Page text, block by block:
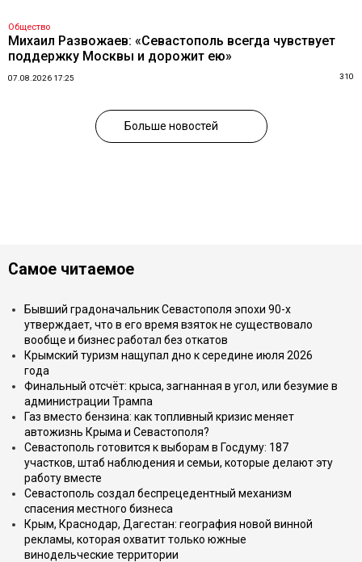
Общество
Михаил Развожаев: «Севастополь всегда чувствует
поддержку Москвы и дорожит ею»
07.08.2026 17:25 310
Больше новостей
Самое читаемое
Бывший градоначальник Севастополя эпохи 90-х
утверждает, что в его время взяток не существовало
вообще и бизнес работал без откатов
Крымский туризм нащупал дно к середине июля 2026
года
Финальный отсчёт: крыса, загнанная в угол, или безумие в
администрации Трампа
Газ вместо бензина: как топливный кризис меняет
автожизнь Крыма и Севастополя?
Севастополь готовится к выборам в Госдуму: 187
участков, штаб наблюдения и семьи, которые делают эту
работу вместе
Севастополь создал беспрецедентный механизм
спасения местного бизнеса
Крым, Краснодар, Дагестан: география новой винной
рекламы, которая охватит только южные
винодельческие территории